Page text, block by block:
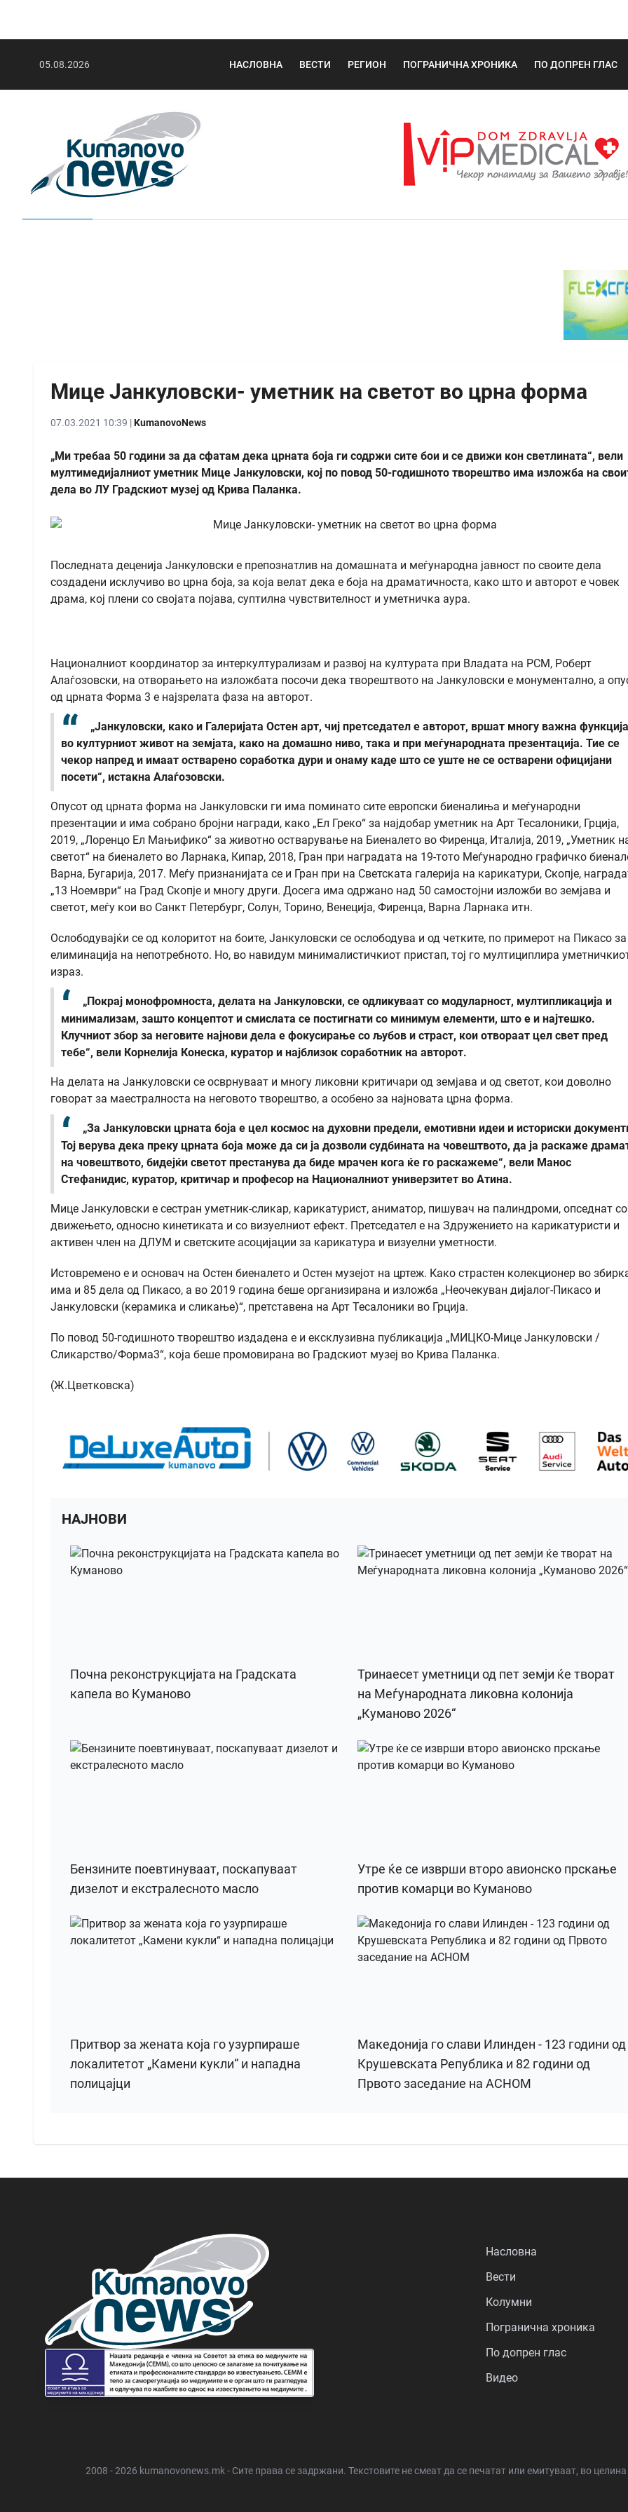
05.08.2026 НАСЛОВНА ВЕСТИ РЕГИОН ПОГРАНИЧНА ХРОНИКА ПО ДОПРЕН ГЛАС
Мице Јанкуловски- уметник на светот во црна форма
07.03.2021 10:39 |KumanovoNews
„Ми требаа 50 години за да сфатам дека црната боја ги содржи сите бои и се движи кон светлината“, вели
мултимедијалниот уметник Мице Јанкуловски, кој по повод 50-годишното творештво има изложба на
дела во ЛУ Градскиот музеј од Крива Паланка.
Последната деценија Јанкуловски е препознатлив на домашната и меѓународна јавност по своите дела
создадени исклучиво во црна боја, за која велат дека е боја на драматичноста, како што и авторот е човек
драма, кој плени со својата појава, суптилна чувствителност и уметничка аура.
Националниот координатор за интеркултурализам и развој на културата при Владата на РСМ, Роберт
Алаѓозовски, на отворањето на изложбата посочи дека творештвото на Јанкуловски е монументално, а
од црната Форма 3 е најзрелата фаза на авторот.
„Јанкуловски, како и Галеријата Остен арт, чиј претседател е авторот, вршат многу важна функција
во културниот живот на земјата, како на домашно ниво, така и при меѓународната презентација. Тие се
чекор напред и имаат остварено соработка дури и онаму каде што се уште не се остварени официјани
посети“, истакна Алаѓозовски.
Опусот од црната форма на Јанкуловски ги има поминато сите европски биеналиња и меѓународни
презентации и има собрано бројни награди, како „Ел Греко“ за најдобар уметник на Арт Тесалоники, Грција,
2019, „Лоренцо Ел Мањифико“ за животно остварување на Биеналето во Фиренца, Италија, 2019, „Уметник
светот“ на биеналето во Ларнака, Кипар, 2018, Гран при наградата на 19-тото Меѓународно графичко
Варна, Бугарија, 2017. Меѓу признанијата се и Гран при на Светската галерија на карикатури, Скопје,
„13 Ноември“ на Град Скопје и многу други. Досега има одржано над 50 самостојни изложби во земјава и
светот, меѓу кои во Санкт Петербург, Солун, Торино, Венеција, Фиренца, Варна Ларнака итн.
Ослободувајќи се од колоритот на боите, Јанкуловски се ослободува и од четките, по примерот на Пикасо за
елиминација на непотребното. Но, во навидум минималистичкиот пристап, тој го мултициплира
израз.
„Покрај монофромноста, делата на Јанкуловски, се одликуваат со модуларност, мултипликација и
минимализам, зашто концептот и смислата се постигнати со минимум елементи, што е и најтешко.
Клучниот збор за неговите најнови дела е фокусирање со љубов и страст, кои отвораат цел свет пред
тебе“, вели Корнелија Конеска, куратор и најблизок соработник на авторот.
На делата на Јанкуловски се осврнуваат и многу ликовни критичари од земјава и од светот, кои доволно
говорат за маестралноста на неговото творештво, а особено за најновата црна форма.
„За Јанкуловски црната боја е цел космос на духовни предели, емотивни идеи и историски
Тој верува дека преку црната боја може да си ја дозволи судбината на човештвото, да ја раскаже
на човештвото, бидејќи светот престанува да биде мрачен кога ќе го раскажеме“, вели Манос
Стефанидис, куратор, критичар и професор на Националниот универзитет во Атина.
Мице Јанкуловски е сестран уметник-сликар, карикатурист, аниматор, пишувач на палиндроми, опседнат со
движењето, односно кинетиката и со визуелниот ефект. Претседател е на Здружението на карикатуристи и
активен член на ДЛУМ и светските асоцијации за карикатура и визуелни уметности.
Истовремено е и основач на Остен биеналето и Остен музејот на цртеж. Како страстен колекционер во
има и 85 дела од Пикасо, а во 2019 година беше организирана и изложба „Неочекуван дијалог-Пикасо и
Јанкуловски (керамика и сликање)“, претставена на Арт Тесалоники во Грција.
По повод 50-годишното творештво издадена е и ексклузивна публикација „МИЦКО-Мице Јанкуловски /
Сликарство/Форма3“, која беше промовирана во Градскиот музеј во Крива Паланка.
(Ж.Цветковска)
НАЈНОВИ
Почна реконструкцијата на Градската
капела во Куманово
Тринаесет уметници од пет земји ќе творат
на Меѓународната ликовна колонија
„Куманово 2026“
Бензините поевтинуваат, поскапуваат
дизелот и екстралесното масло
Утре ќе се изврши второ авионско прскање
против комарци во Куманово
Притвор за жената која го узурпираше
локалитетот „Камени кукли“ и нападна
полицајци
Македонија го слави Илинден - 123 години од
Крушевската Република и 82 години од
Првото заседание на АСНОМ
Насловна
Вести
Колумни
Погранична хроника
По допрен глас
Видео
2008 - 2026 kumanovonews.mk - Сите права се задржани. Текстовите не смеат да се печатат или емитуваат, во